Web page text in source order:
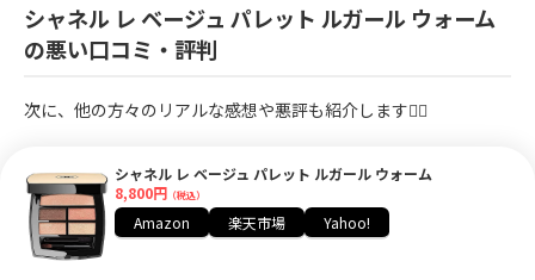
シャネル レ ベージュ パレット ルガール ウォーム
の悪い口コミ・評判
次に、他の方々のリアルな感想や悪評も紹介します💁‍♀️
いやすいですよね。
シャネル レ ベージュ パレット ルガール ウォーム
8,800円 （税込）
Amazon 楽天市場 Yahoo!